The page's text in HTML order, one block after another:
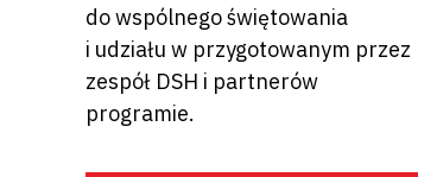
do wspólnego świętowania
i udziału w przygotowanym przez
zespół DSH i partnerów
programie.